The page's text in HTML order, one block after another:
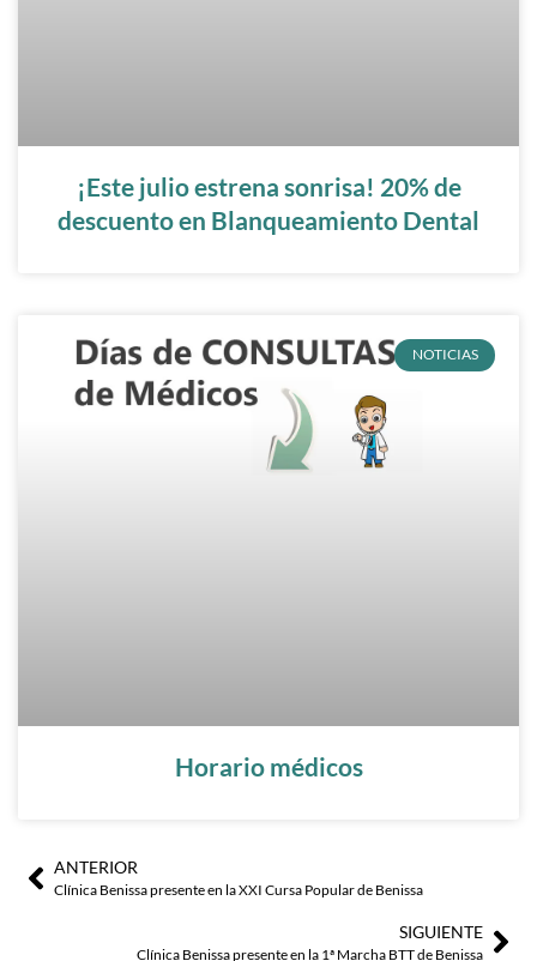
¡Este julio estrena sonrisa! 20% de
descuento en Blanqueamiento Dental
NOTICIAS
Horario médicos
AntANTERIOR
Clínica Benissa presente en la XXI Cursa Popular de Benissa
SIGUIENTE
Clínica Benissa presente en la 1ª Marcha BTT de Benissa